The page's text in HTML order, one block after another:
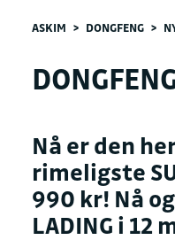
ASKIM > DONGFENG >
Nå er den
rimeligste
990 kr! Nå
LADING i 12